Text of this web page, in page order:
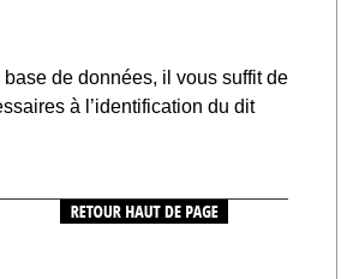
de données, il vous suffit de
à l’identification du dit